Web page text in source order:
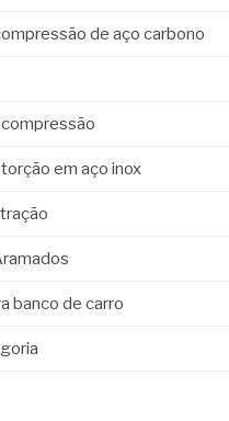
de aço carbono
em aço inox
banco de carro